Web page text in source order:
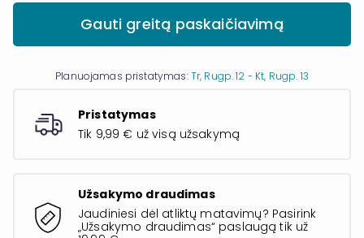
Gauti greitą paskaičiavimą
Planuojamas pristatymas:Tr, Rugp. 12 - Kt, Rugp. 13
Pristatymas
Tik 9,99 € už visą užsakymą
Užsakymo draudimas
Jaudiniesi dėl atliktų matavimų? Pasirink
„Užsakymo draudimas“ paslaugą tik už